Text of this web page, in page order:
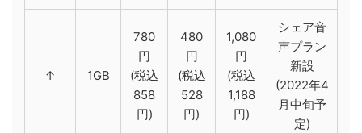
↑ 1GB
780
円
(税込
858
円)
480
円
(税込
528
円)
1,080
円
(税込
1,188
円)
シェア音
声プラン
新設
(2022年4
月中旬予
定)